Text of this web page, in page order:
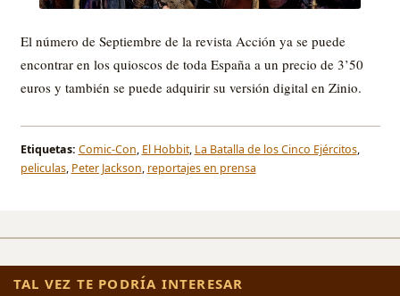
El número de Septiembre de la revista Acción ya se puede
encontrar en los quioscos de toda España a un precio de 3’50
euros y también se puede adquirir su versión digital en Zinio.
Etiquetas: Comic-Con, El Hobbit, La Batalla de los Cinco Ejércitos,
peliculas, Peter Jackson, reportajes en prensa
TAL VEZ TE PODRÍA INTERESAR